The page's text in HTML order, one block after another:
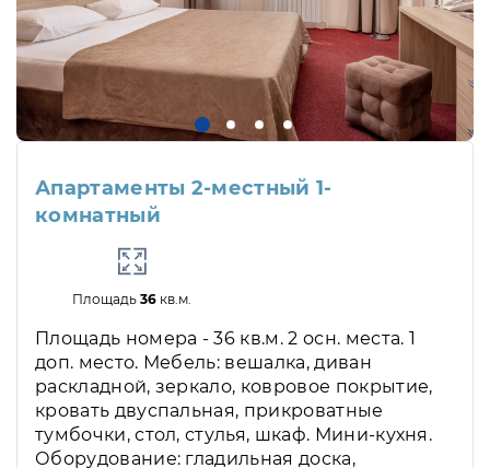
Апартаменты 2-местный 1-
комнатный
Площадь36 кв.м.
Площадь номера - 36 кв.м. 2 осн. места. 1
доп. место. Мебель: вешалка, диван
раскладной, зеркало, ковровое покрытие,
кровать двуспальная, прикроватные
тумбочки, стол, стулья, шкаф. Мини-кухня.
Оборудование: гладильная доска,